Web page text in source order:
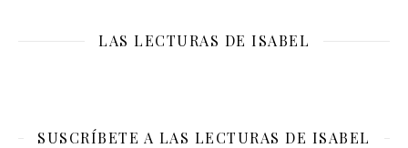
LAS LECTURAS DE ISABEL
SUSCRÍBETE A LAS LECTURAS DE ISABEL